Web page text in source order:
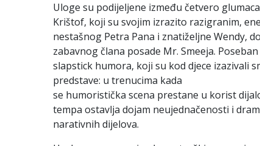
Uloge su podijeljene između četvero
Krištof, koji su svojim izrazito razigranim,
nestašnog Petra Pana i znatiželjne Wendy,
zabavnog člana posade Mr. Smeeja.
slapstick humora, koji su kod djece izazivali
predstave: u trenucima kada
se humoristička scena prestane u korist
tempa ostavlja dojam neujednačenosti i
narativnih dijelova.